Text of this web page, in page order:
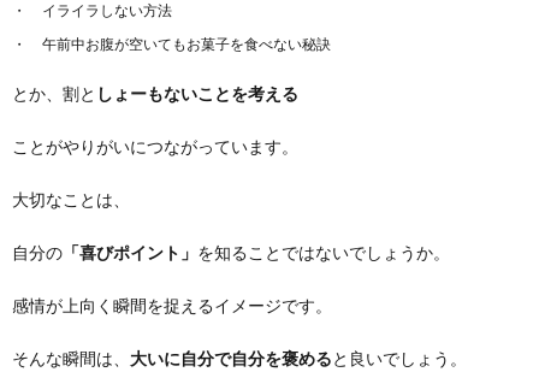
イライラしない方法
午前中お腹が空いてもお菓子を食べない秘訣
とか、割と しょーもないことを考える
ことがやりがいにつながっています。
大切なことは、
自分の 「喜びポイント」 を知ることではないでしょうか。
感情が上向く瞬間を捉えるイメージです。
そんな瞬間は、 大いに自分で自分を褒めると良いでしょう。